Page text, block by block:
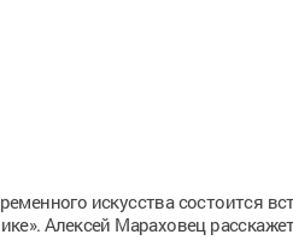
искусства состоится
Алексей Мараховец